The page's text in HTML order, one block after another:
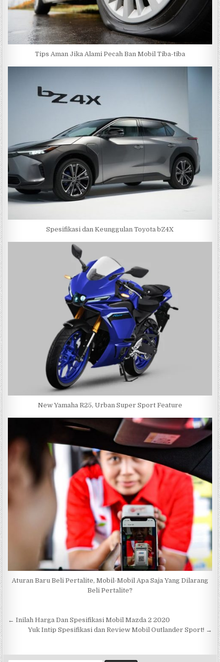
Tips Aman Jika Alami Pecah Ban Mobil Tiba-tiba
Spesifikasi dan Keunggulan Toyota bZ4X
New Yamaha R25, Urban Super Sport Feature
Aturan Baru Beli Pertalite, Mobil-Mobil Apa Saja Yang Dilarang
Beli Pertalite?
Navigasi
pos
← Inilah Harga Dan Spesifikasi Mobil Mazda 2 2020
Yuk Intip Spesifikasi dan Review Mobil Outlander Sport! →